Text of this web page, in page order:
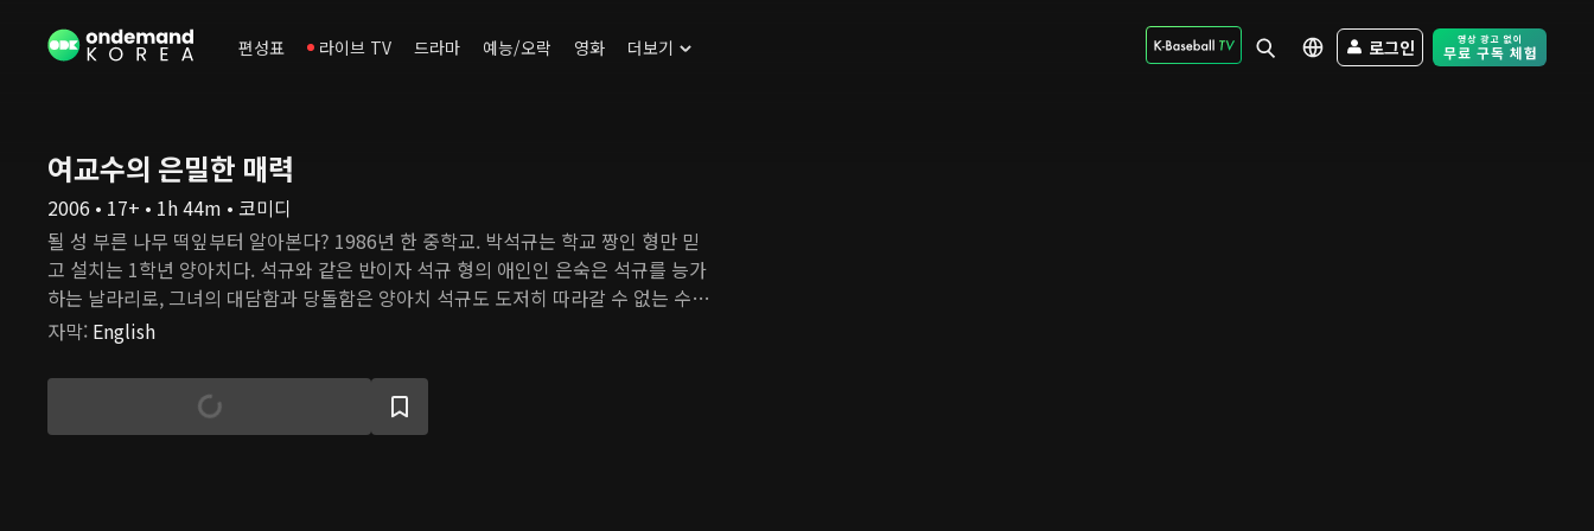
편성표 라이브 TV 드라마 예능/오락 영화 더보기 로그인 Free Trial -
여교수의 은밀한 매력
2006 • 17+ • 1h 44m • 코미디
될 성 부른 나무 떡잎부터 알아본다? 1986년 한 중학교. 박석규는 학교 짱인 형만 믿
고 설치는 1학년 양아치다. 석규와 같은 반이자 석규 형의 애인인 은숙은 석규를 능가
하는 날라리로, 그녀의 대담함과 당돌함은 양아치 석규도 도저히 따라갈 수 없는 수준
이다. 이렇게 떡잎이 누렇던 석규와 은숙은 어느 날 석규의 형과 함께 중학생으로서는
다! 여교수의 은밀한 매력 그로부터 20년 후, 심천대학 염색과 교수인 동시에 환경단
체 ‘푸른심천21’에서 대활약 중인 매력덩어리 여교수 은숙(문소리). 지성과 미모, 사회
적 지위를 겸비한 그녀의 인기는 당연한 일이지만, 주변 남자들의 애정공세는 심각할
자막: English